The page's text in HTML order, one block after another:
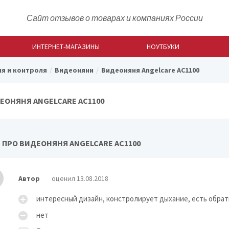
Сайт отзывов о товарах и компаниях России
ИНТЕРНЕТ-МАГАЗИНЫ НОУТБУКИ
и контроля Видеоняни Видеоняня Angelcare АС1100
ANGELCARE АС1100
ВИДЕОНЯНЯ ANGELCARE АС1100
Автор оценил 13.08.2018
интересный дизайн, констролирует дыхание, есть
нет